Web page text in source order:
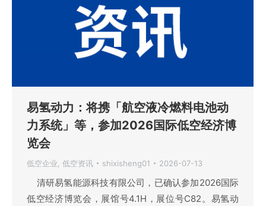
易氢动力：将携「航空液冷燃料电池动
力系统」等，参加2026国际低空经济博
览会
低空企业, 低空资讯 shixisheng01 2026-07-13
清研易氢能源科技有限公司，已确认参加2026国际
低空经济博览会，展馆号4.1H，展位号C82。易氢动